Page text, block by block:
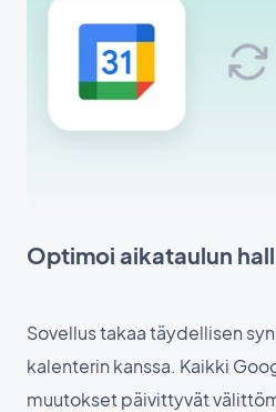
Optimoi aikataulun
Sovellus takaa täydellisen
kalenterin kanssa. Kaikki
muutokset päivittyvät